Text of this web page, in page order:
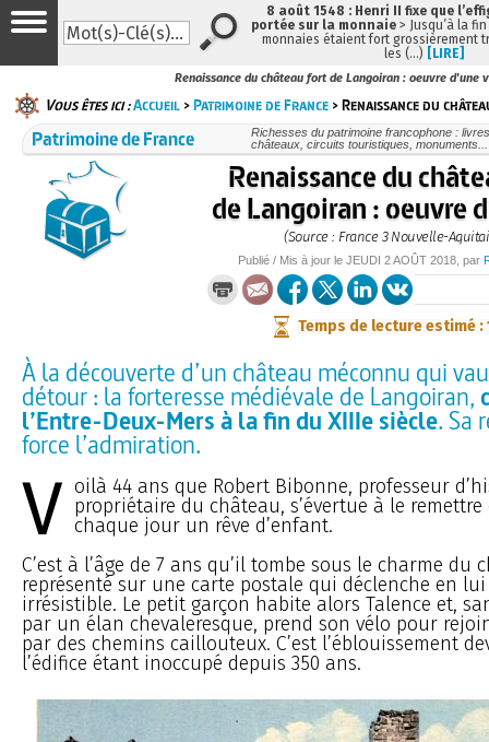
Renaissance du château fort de Langoiran : oeuvre d'une
Vous êtes ici :Accueil >Patrimoine de France > Renaissance du
Patrimoine de France
Richesses du patrimoine francophone :
châteaux, circuits touristiques, monuments...
Renaissance du
de Langoiran : oeuvre
(Source : France 3 Nouvelle-
Publié / Mis à jour le JEUDI 2 AOÛT 2018 , par
Temps de lecture estimé :
À la découverte d’un château méconnu qui
détour : la forteresse médiévale de Langoiran,
l’Entre-Deux-Mers à la fin du XIIIe siècle. Sa
force l’admiration.
V oilà 44 ans que Robert Bibonne, professeur
propriétaire du château, s’évertue à le
chaque jour un rêve d’enfant.
C’est à l’âge de 7 ans qu’il tombe sous le charme du
représenté sur une carte postale qui déclenche en
irrésistible. Le petit garçon habite alors Talence et,
par un élan chevaleresque, prend son vélo pour
par des chemins caillouteux. C’est l’éblouissement
l’édifice étant inoccupé depuis 350 ans.
8 août 1548 : Henri II fixe que
portée sur la monnaie > Jusqu’à la
monnaies étaient fort grossièrement
les (…) [LIRE]